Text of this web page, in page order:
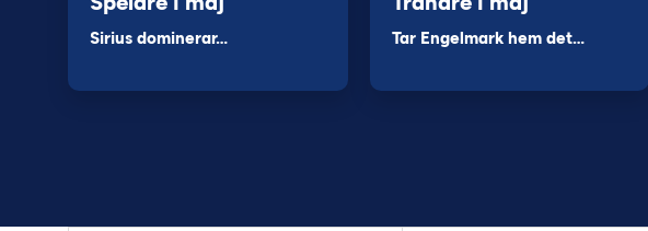
Sirius dominerar… Tar Engelmark hem det…